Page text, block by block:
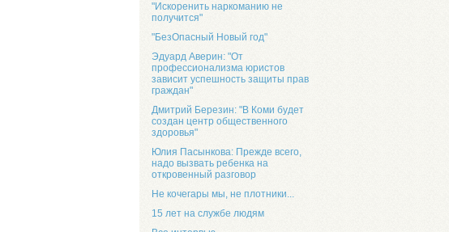
"Искоренить наркоманию не
получится"
"БезОпасный Новый год"
Эдуард Аверин: "От
профессионализма юристов
зависит успешность защиты прав
граждан"
Дмитрий Березин: "В Коми будет
создан центр общественного
здоровья"
Юлия Пасынкова: Прежде всего,
надо вызвать ребенка на
откровенный разговор
Не кочегары мы, не плотники...
15 лет на службе людям